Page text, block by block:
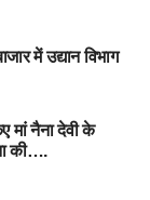
में उद्यान विभाग
मां नैना देवी के
की….